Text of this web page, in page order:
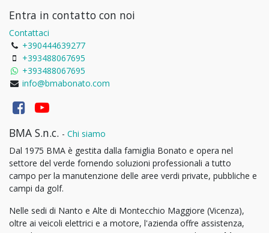
Entra in contatto con noi
Contattaci
+390444639277
+393488067695
+393488067695
info@bmabonato.com
BMA S.n.c. - Chi siamo
Dal 1975 BMA è gestita dalla famiglia Bonato e opera nel
settore del verde fornendo soluzioni professionali a tutto
campo per la manutenzione delle aree verdi private, pubbliche e
campi da golf.
Nelle sedi di Nanto e Alte di Montecchio Maggiore (Vicenza),
oltre ai veicoli elettrici e a motore, l'azienda offre assistenza,